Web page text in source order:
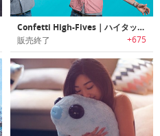
Confetti High-Fives｜ハイタッチすると紙吹雪を飛ばすパーティグッズ「コンフェティハイファイブ」
販売終了 +675